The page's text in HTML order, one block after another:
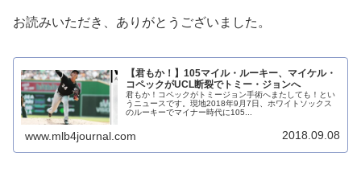
お読みいただき、ありがとうございました。
【君もか！】105マイル・ルーキー、マイケル・
コペックがUCL断裂でトミー・ジョンへ
君もか！コペックがトミージョン手術へまたしても！とい
うニュースです。現地2018年9月7日、ホワイトソックス
のルーキーでマイナー時代に105...
www.mlb4journal.com 2018.09.08